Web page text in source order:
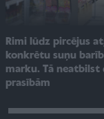
Rimi lūdz pircējus
konkrētu suņu
marku. Tā neatbilst
prasībām